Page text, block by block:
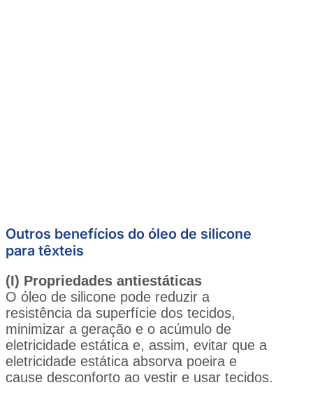
Outros benefícios do óleo de silicone
para têxteis
(I) Propriedades antiestáticas
O óleo de silicone pode reduzir a
resistência da superfície dos tecidos,
minimizar a geração e o acúmulo de
eletricidade estática e, assim, evitar que a
eletricidade estática absorva poeira e
cause desconforto ao vestir e usar tecidos.